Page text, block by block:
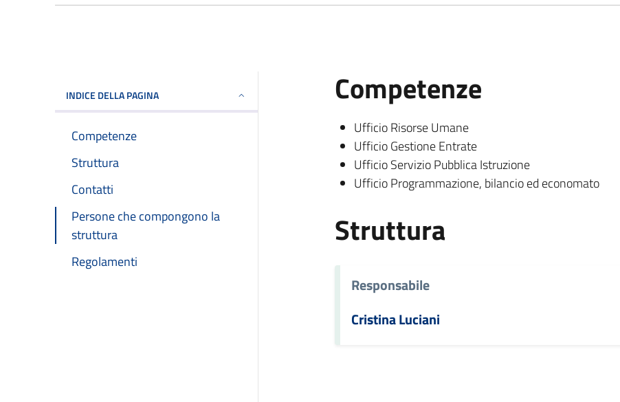
INDICE DELLA PAGINA
Competenze
Struttura
Contatti
Persone che compongono la
struttura
Regolamenti
Competenze
Ufficio Risorse Umane
Ufficio Gestione Entrate
Ufficio Servizio Pubblica Istruzione
Ufficio Programmazione, bilancio ed economato
Struttura
Responsabile
Cristina Luciani